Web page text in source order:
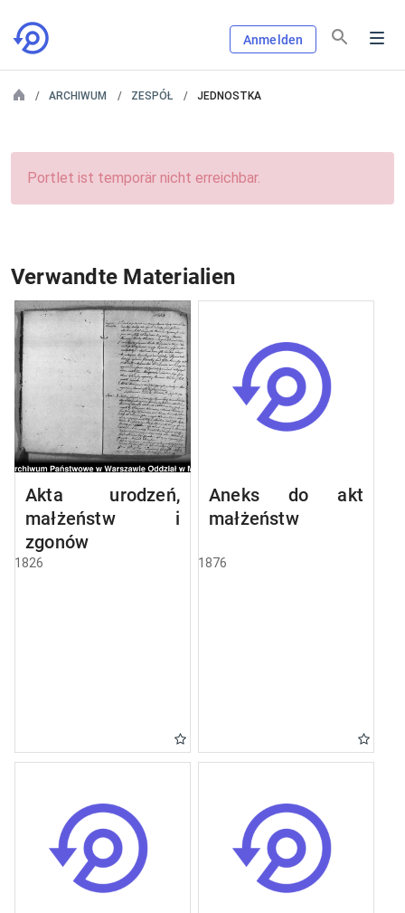
Anmelden
ARCHIWUM ZESPÓŁ JEDNOSTKA
Portlet ist temporär nicht erreichbar.
Verwandte Materialien
Akta urodzeń,
małżeństw i
zgonów
1826
Aneks do akt
małżeństw
1876